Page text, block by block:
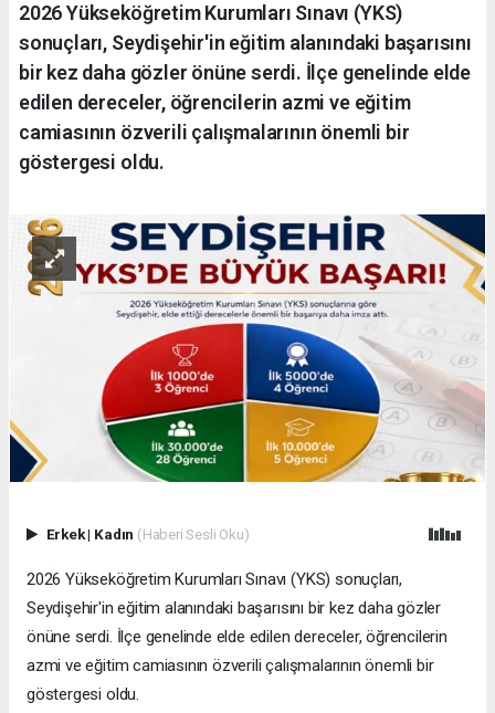
2026 Yükseköğretim Kurumları Sınavı (YKS)
sonuçları, Seydişehir'in eğitim alanındaki başarısını
bir kez daha gözler önüne serdi. İlçe genelinde elde
edilen dereceler, öğrencilerin azmi ve eğitim
camiasının özverili çalışmalarının önemli bir
göstergesi oldu.
Erkek| Kadın (Haberi Sesli Oku)
2026 Yükseköğretim Kurumları Sınavı (YKS) sonuçları,
Seydişehir'in eğitim alanındaki başarısını bir kez daha gözler
önüne serdi. İlçe genelinde elde edilen dereceler, öğrencilerin
azmi ve eğitim camiasının özverili çalışmalarının önemli bir
göstergesi oldu.